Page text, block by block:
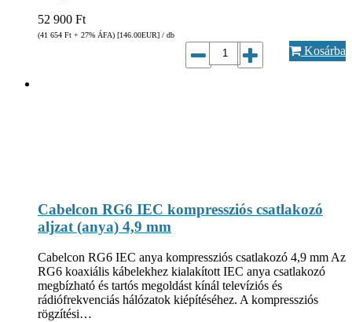
52 900 Ft
(41 654 Ft + 27% ÁFA) [146.00EUR] / db
Kosárba
Cabelcon RG6 IEC kompressziós csatlakozó
aljzat (anya) 4,9 mm
Cabelcon RG6 IEC anya kompressziós csatlakozó 4,9 mm Az
RG6 koaxiális kábelekhez kialakított IEC anya csatlakozó
megbízható és tartós megoldást kínál televíziós és
rádiófrekvenciás hálózatok kiépítéséhez. A kompressziós
rögzítési…